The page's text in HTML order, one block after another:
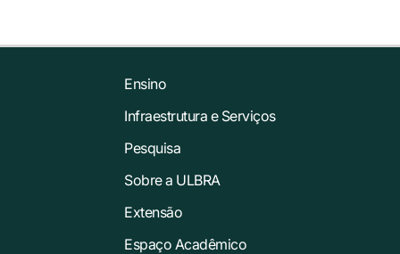
Ensino
Infraestrutura e Serviços
Pesquisa
Sobre a ULBRA
Extensão
Espaço Acadêmico